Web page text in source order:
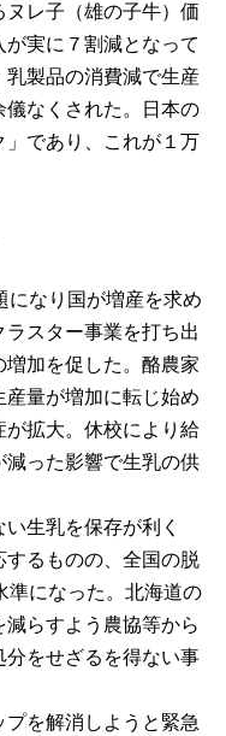
レ子（雄の子牛）価
実に７割減となって
製品の消費減で生産
なくされた。日本の
であり、これが１万
なり国が増産を求め
スター事業を打ち出
増加を促した。酪農家
量が増加に転じ始め
拡大。休校により給
った影響で生乳の供
生乳を保存が利く
するものの、全国の脱
準になった。北海道の
らすよう農協等から
をせざるを得ない事
を解消しようと緊急